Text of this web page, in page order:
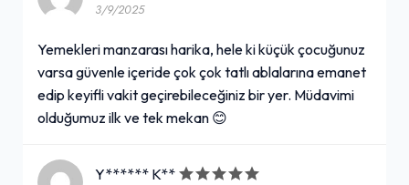
3/9/2025
Yemekleri manzarası harika, hele ki küçük çocuğunuz
varsa güvenle içeride çok çok tatlı ablalarına emanet
edip keyifli vakit geçirebileceğiniz bir yer. Müdavimi
olduğumuz ilk ve tek mekan 😊
Y****** K**